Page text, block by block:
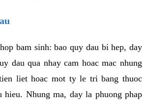
bam sinh: bao quy dau bi hep, day
dau qua nhay cam hoac mac nhung
liet hoac mot ty le tri bang thuoc
hieu. Nhung ma, day la phuong phap